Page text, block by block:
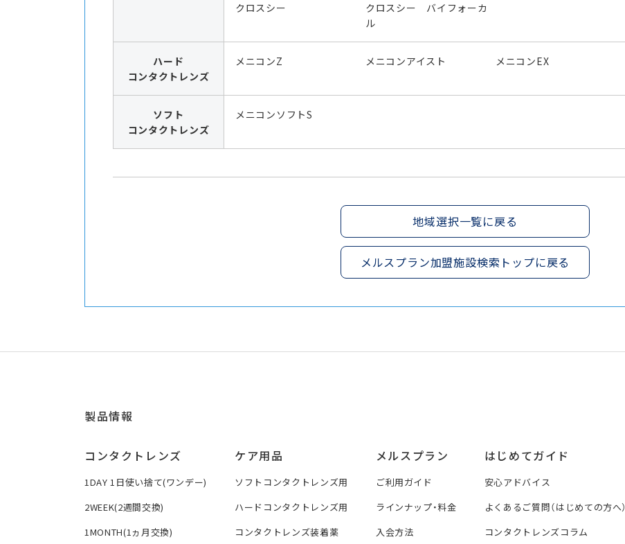
クロスシー
クロスシー バイフォーカ
ル
ハード
コンタクトレンズ
メニコンZ メニコンアイスト メニコンEX
ソフト
コンタクトレンズ
メニコンソフトS
地域選択一覧に戻る
メルスプラン加盟施設検索トップに戻る
製品情報
コンタクトレンズ
1DAY 1日使い捨て(ワンデー)
2WEEK(2週間交換)
1MONTH(1ヵ月交換)
ケア用品
ソフトコンタクトレンズ用
ハードコンタクトレンズ用
コンタクトレンズ装着薬
メルスプラン
ご利用ガイド
ラインナップ・料金
入会方法
はじめてガイド
安心アドバイス
よくあるご質問（はじめての方へ）
コンタクトレンズコラム